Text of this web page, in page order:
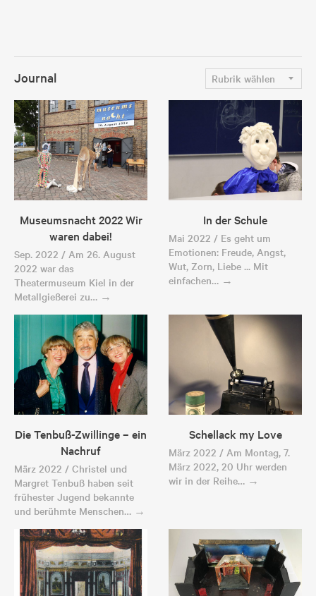
Journal
Museumsnacht 2022 Wir
waren dabei!
Sep. 2022 / Am 26. August
2022 war das
Theatermuseum Kiel in der
Metallgießerei zu… →
In der Schule
Mai 2022 / Es geht um
Emotionen: Freude, Angst,
Wut, Zorn, Liebe ... Mit
einfachen… →
Die Tenbuß-Zwillinge – ein
Nachruf
März 2022 / Christel und
Margret Tenbuß haben seit
frühester Jugend bekannte
und berühmte Menschen… →
Schellack my Love
März 2022 / Am Montag, 7.
März 2022, 20 Uhr werden
wir in der Reihe… →